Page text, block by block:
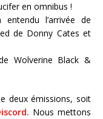
en omnibus !
l’arrivée de
de Donny Cates et
Wolverine Black &
deux émissions, soit
Nous mettons